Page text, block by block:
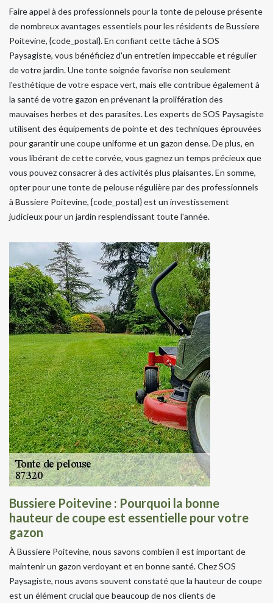
Faire appel à des professionnels pour la tonte de pelouse présente
de nombreux avantages essentiels pour les résidents de Bussiere
Poitevine, {code_postal}. En confiant cette tâche à SOS
Paysagiste, vous bénéficiez d'un entretien impeccable et régulier
de votre jardin. Une tonte soignée favorise non seulement
l'esthétique de votre espace vert, mais elle contribue également à
la santé de votre gazon en prévenant la prolifération des
mauvaises herbes et des parasites. Les experts de SOS Paysagiste
utilisent des équipements de pointe et des techniques éprouvées
pour garantir une coupe uniforme et un gazon dense. De plus, en
vous libérant de cette corvée, vous gagnez un temps précieux que
vous pouvez consacrer à des activités plus plaisantes. En somme,
opter pour une tonte de pelouse régulière par des professionnels
à Bussiere Poitevine, {code_postal} est un investissement
judicieux pour un jardin resplendissant toute l'année.
Bussiere Poitevine : Pourquoi la bonne
hauteur de coupe est essentielle pour votre
gazon
À Bussiere Poitevine, nous savons combien il est important de
maintenir un gazon verdoyant et en bonne santé. Chez SOS
Paysagiste, nous avons souvent constaté que la hauteur de coupe
est un élément crucial que beaucoup de nos clients de